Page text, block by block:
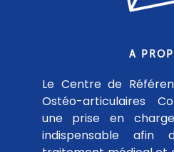
A
Le Centre de
Ostéo-articulaires
une prise en charge
indispensable afin